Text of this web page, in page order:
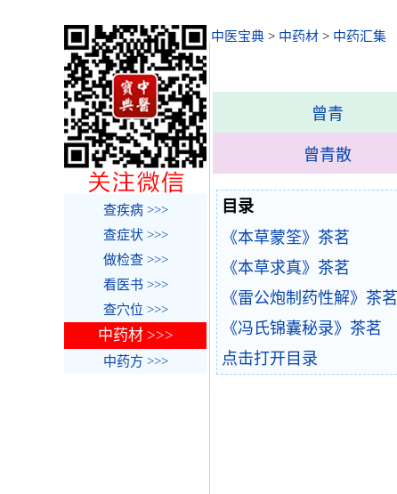
中医宝典 > 中药材 > 中药汇集
曾青
曾青散
目录
《本草蒙筌》茶茗
《本草求真》茶茗
《雷公炮制药性解》茶茗
《冯氏锦囊秘录》茶茗
点击打开目录
查疾病 >>>
查症状 >>>
做检查 >>>
看医书 >>>
查穴位 >>>
中药材 >>>
中药方 >>>